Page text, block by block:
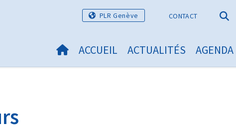
PLR Genève CONTACT
ACCUEIL ACTUALITÉS AGENDA